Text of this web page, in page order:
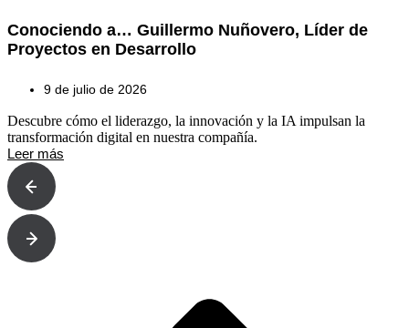
Conociendo a… Guillermo Nuñovero, Líder de
Proyectos en Desarrollo
9 de julio de 2026
Descubre cómo el liderazgo, la innovación y la IA impulsan la
transformación digital en nuestra compañía.
Leer más